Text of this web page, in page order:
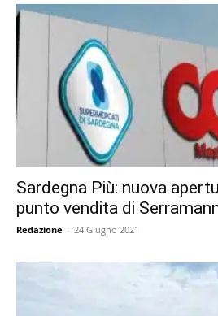
Sardegna Più: nuova
punto vendita di
Redazione - 24 Giugno 2021